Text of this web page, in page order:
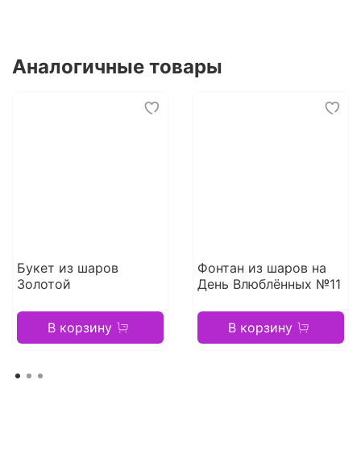
Аналогичные товары
Букет из шаров
Золотой
В корзину
Фонтан из шаров на
День Влюблённых №11
В корзину